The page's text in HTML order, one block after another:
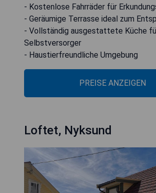
- Kostenlose Fahrräder für
- Geräumige Terrasse ideal zum
- Vollständig ausgestattete Küche
Selbstversorger
- Haustierfreundliche Umgebung
PREISE ANZEIGEN
Loftet, Nyksund